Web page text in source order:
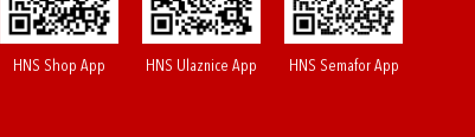
HNS Shop App HNS Ulaznice App HNS Semafor App